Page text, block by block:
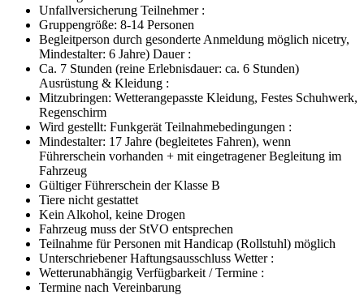
Unfallversicherung Teilnehmer :
Gruppengröße: 8-14 Personen
Begleitperson durch gesonderte Anmeldung möglich nicetry,
Mindestalter: 6 Jahre) Dauer :
Ca. 7 Stunden (reine Erlebnisdauer: ca. 6 Stunden)
Ausrüstung & Kleidung :
Mitzubringen: Wetterangepasste Kleidung, Festes Schuhwerk,
Regenschirm
Wird gestellt: Funkgerät Teilnahmebedingungen :
Mindestalter: 17 Jahre (begleitetes Fahren), wenn
Führerschein vorhanden + mit eingetragener Begleitung im
Fahrzeug
Gültiger Führerschein der Klasse B
Tiere nicht gestattet
Kein Alkohol, keine Drogen
Fahrzeug muss der StVO entsprechen
Teilnahme für Personen mit Handicap (Rollstuhl) möglich
Unterschriebener Haftungsausschluss Wetter :
Wetterunabhängig Verfügbarkeit / Termine :
Termine nach Vereinbarung